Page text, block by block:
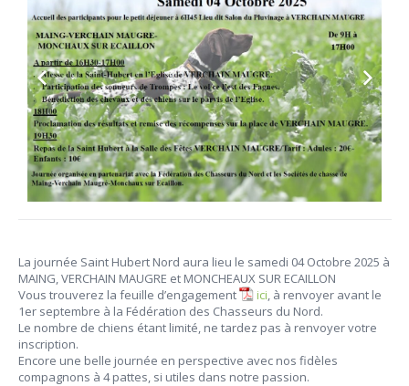
La journée Saint Hubert Nord aura lieu le samedi 04 Octobre 2025 à
MAING, VERCHAIN MAUGRE et MONCHEAUX SUR ECAILLON
Vous trouverez la feuille d’engagement
ici, à renvoyer avant le
1er septembre à la Fédération des Chasseurs du Nord.
Le nombre de chiens étant limité, ne tardez pas à renvoyer votre
inscription.
Encore une belle journée en perspective avec nos fidèles
compagnons à 4 pattes, si utiles dans notre passion.